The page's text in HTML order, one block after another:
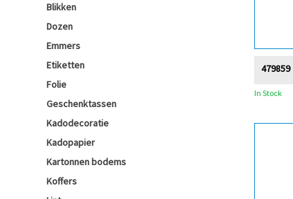
Blikken
Dozen
Emmers
Etiketten
Folie
Geschenktassen
Kadodecoratie
Kadopapier
Kartonnen bodems
Koffers
479859
In Stock